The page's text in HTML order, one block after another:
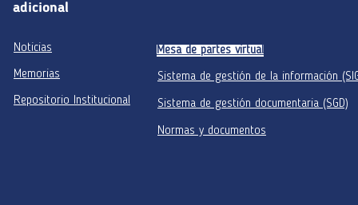
adicional
Noticias
Memorias
Repositorio Institucional
Mesa de partes virtual
Sistema de gestión de la información
Sistema de gestión documentaria (SGD)
Normas y documentos